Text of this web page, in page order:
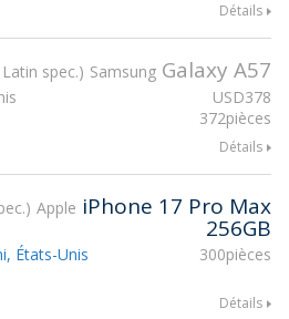
Détails
spec. Samsung Galaxy A57
USD378
372pièces
Détails
Apple iPhone 17 Pro Max
256GB
300pièces
États-Unis
Détails